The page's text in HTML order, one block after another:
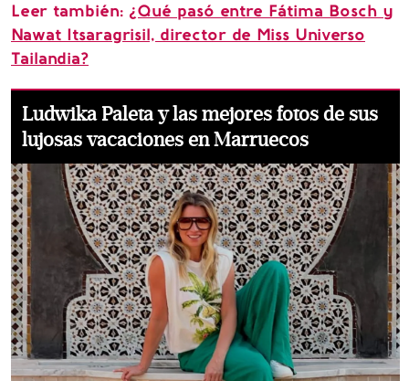
Leer también: ¿Qué pasó entre Fátima Bosch y
Nawat Itsaragrisil, director de Miss Universo
Tailandia?
Ludwika Paleta y las mejores fotos de sus
lujosas vacaciones en Marruecos